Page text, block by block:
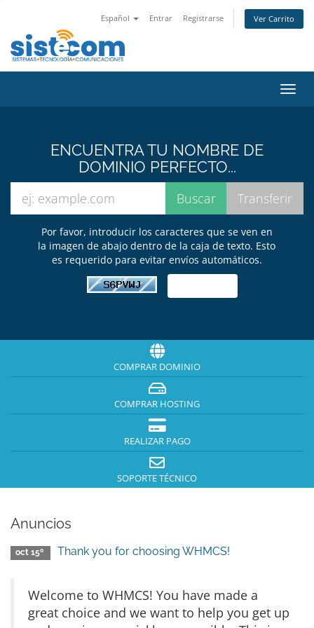
Español Entrar Registrarse Ver Carrito
ENCUENTRA TU NOMBRE DE
DOMINIO PERFECTO...
Por favor, introducir los caracteres que se ven en
la imagen de abajo dentro de la caja de texto. Esto
es requerido para evitar envíos automáticos.
COMPRAR DOMINIO
COMPRAR HOSTING
REALIZAR PAGO
SOPORTE TÉCNICO
Anuncios
oct 15º Thank you for choosing WHMCS!
Welcome to WHMCS! You have made a
great choice and we want to help you get up